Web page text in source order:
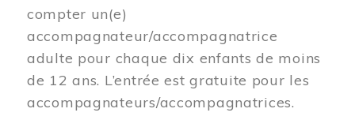
compter un(e)
accompagnateur/accompagnatrice
adulte pour chaque dix enfants de moins
de 12 ans. L’entrée est gratuite pour les
accompagnateurs/accompagnatrices.